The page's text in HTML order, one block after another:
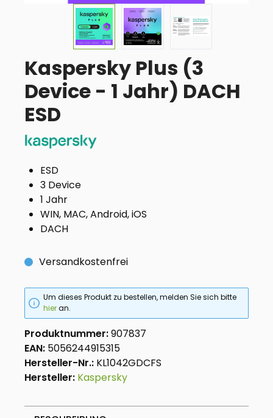
Kaspersky Plus (3
Device - 1 Jahr) DACH
ESD
ESD
3 Device
1 Jahr
WIN, MAC, Android, iOS
DACH
Versandkostenfrei
Um dieses Produkt zu bestellen, melden Sie sich bitte
hieran.
Produktnummer:907837
EAN: 5056244915315
Hersteller-Nr.: KL1042GDCFS
Hersteller: Kaspersky